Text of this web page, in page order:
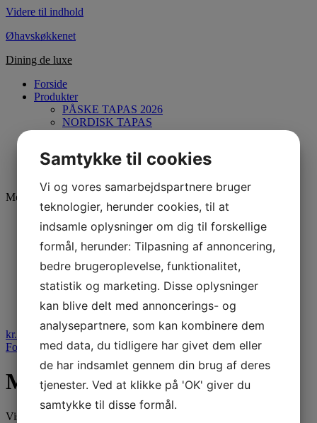
Videre til indhold
Øhavskøkkenet
Dining de luxe
Forside
Produkter
PÅSKE TAPAS 2026
NORDISK TAPAS
Om Øhavskøkkenet
Menu
Forside
Produkter
PÅSKE TAPAS 2026
NORDISK TAPAS
BRYLLUP & FEST
CAVIAR MENU
Kontakt
kr.
0
Kurv
Forside
/ Vareforsendelsesklasser / Mortens aften
Mortens aften
Viser alle 2 resultater
Samtykke til cookies
Vi og vores samarbejdspartnere bruger
teknologier, herunder cookies, til at
indsamle oplysninger om dig til forskellige
formål, herunder: Tilpasning af annoncering,
bedre brugeroplevelse, funktionalitet,
statistik og marketing. Disse oplysninger
kan blive delt med annoncerings- og
analysepartnere, som kan kombinere dem
med data, du tidligere har givet dem eller
de har indsamlet gennem din brug af deres
tjenester. Ved at klikke på 'OK' giver du
samtykke til disse formål.